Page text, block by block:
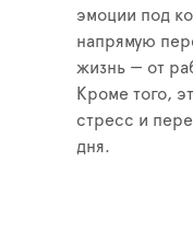
эмоции под
напрямую
жизнь — от
Кроме того,
стресс и
дня.